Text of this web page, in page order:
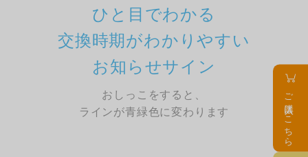
ご購入はこちら
ひと目でわかる
交換時期がわかりやすい
お知らせサイン
おしっこをすると、
ラインが青緑色に変わります